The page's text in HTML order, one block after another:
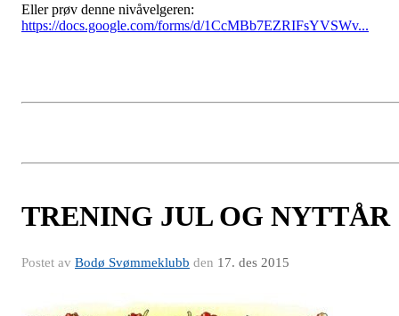
Eller prøv denne nivåvelgeren:
https://docs.google.com/forms/d/1CcMBb7EZRIFsYVSWv...
TRENING JUL OG NYTTÅR
Postet av Bodø Svømmeklubb den 17. des 2015